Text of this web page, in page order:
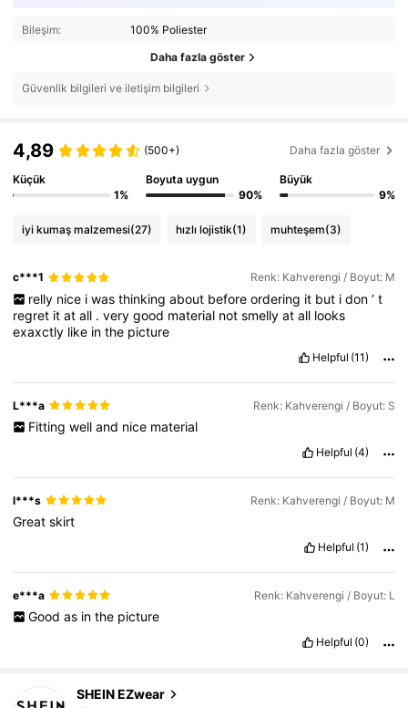
Bileşim: 100% Poliester
Daha fazla göster
Güvenlik bilgileri ve iletişim bilgileri
4,89 (500+) Daha fazla göster
Küçük
1%
Boyuta uygun
90%
Büyük
9%
iyi kumaş malzemesi(27) hızlı lojistik(1) muhteşem(3)
c***1 Renk: Kahverengi / Boyut: M
relly nice i was thinking about before ordering it but i don ’ t
regret itatall .verygood material notsmellyatall looks
exaxctly like inthe picture
Helpful (11)
L***a Renk: Kahverengi / Boyut: S
Fitting well and nice material
Helpful (4)
l***s Renk: Kahverengi / Boyut: M
Greatskirt
Helpful (1)
e***a Renk: Kahverengi / Boyut: L
Good as in the picture
Helpful (0)
SHEIN EZwear